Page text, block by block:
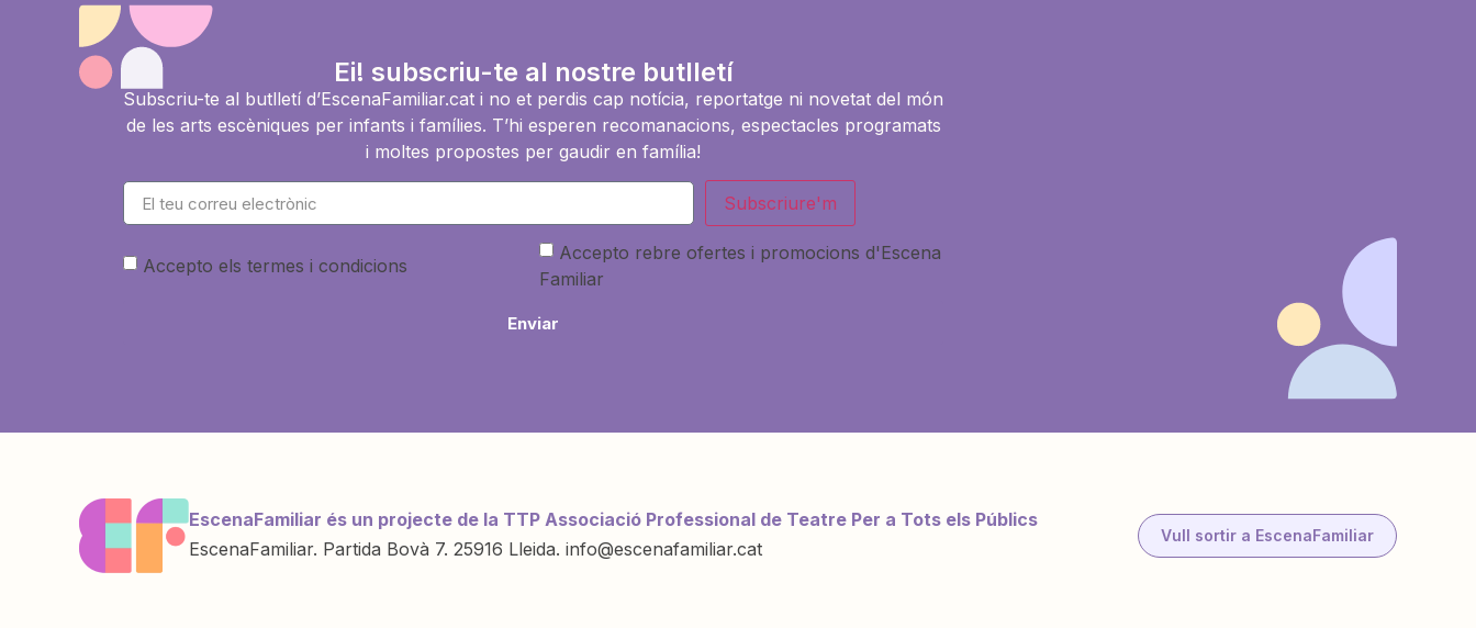
Ei! subscriu-te al nostre butlletí
Subscriu-te al butlletí d’EscenaFamiliar.cat i no et perdis cap notícia, reportatge ni novetat del món
de les arts escèniques per infants i famílies. T’hi esperen recomanacions, espectacles programats
i moltes propostes per gaudir en família!
Subscriure'm
Accepto els termes i condicions
Accepto rebre ofertes i promocions d'Escena
Familiar
Enviar
EscenaFamiliar és un projecte de la TTP Associació Professional de Teatre Per a Tots els Públics
EscenaFamiliar. Partida Bovà 7. 25916 Lleida. info@escenafamiliar.cat
Vull sortir a EscenaFamiliar